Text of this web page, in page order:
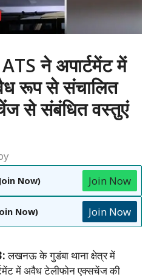
ATS ने अपार्टमेंट में
रूप से संचालित
से संबंधित वस्तुएं
Now) Join Now
Now) Join Now
लखनऊ के गुडंबा थाना क्षेत्र में
में अवैध टेलीफोन एक्सचेंज की